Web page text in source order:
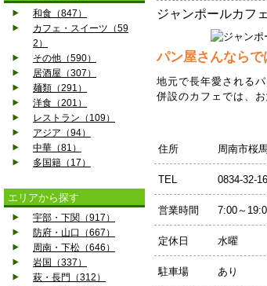
和食（847）
カフェ・スイーツ（59
2）
その他（590）
居酒屋（307）
麺類（291）
洋食（201）
レストラン（109）
アジア（94）
中華（81）
多国籍（17）
エリアから探す
宇部・下関（917）
防府・山口（667）
周南・下松（646）
岩国（337）
萩・長門（312）
ジャンポールカフェ
パン屋さんならで
地元で長年愛される
併設のカフェでは、
住所 周南市桜
TEL 0834-32-
営業時間 7:00～
定休日 水曜
駐車場 あり